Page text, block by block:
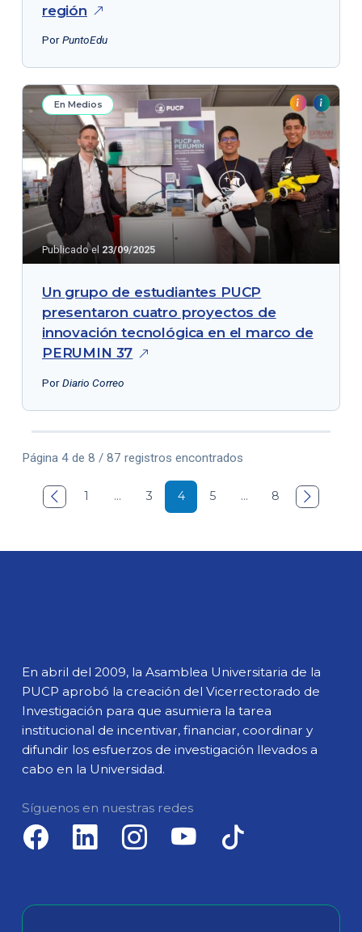
región
PorPuntoEdu
En Medios
Publicado el 23/09/2025
Un grupo de estudiantes PUCP
presentaron cuatro proyectos de
innovación tecnológica en el marco de
PERUMIN 37
PorDiario Correo
Página 4 de 8 / 87 registros encontrados
 1 … 3 4 5 … 8 
En abril del 2009, la Asamblea Universitaria de la
PUCP aprobó la creación del Vicerrectorado de
Investigación para que asumiera la tarea
institucional de incentivar, financiar, coordinar y
difundir los esfuerzos de investigación llevados a
cabo en la Universidad.
Síguenos en nuestras redes